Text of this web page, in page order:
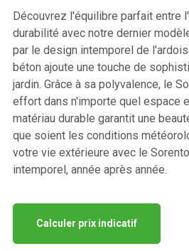
Découvrez l'équilibre parfait entre
durabilité avec notre dernier
par le design intemporel de
béton ajoute une touche de
jardin. Grâce à sa polyvalence, le
effort dans n'importe quel espace
matériau durable garantit une
que soient les conditions
votre vie extérieure avec le
intemporel, année après année.
Calculer prix indicatif